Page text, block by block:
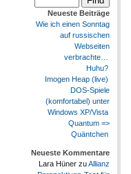
Neueste Beiträge
Wie ich einen Sonntag
auf russischen
Webseiten
verbrachte…
Huhu?
Imogen Heap (live)
DOS-Spiele
(komfortabel) unter
Windows XP/Vista
Quantum =>
Quäntchen
Neueste Kommentare
Lara HünerzuAllianz